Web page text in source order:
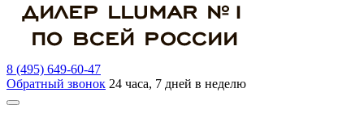
8 (495) 649-60-47
Обратный звонок 24 часа, 7 дней в неделю